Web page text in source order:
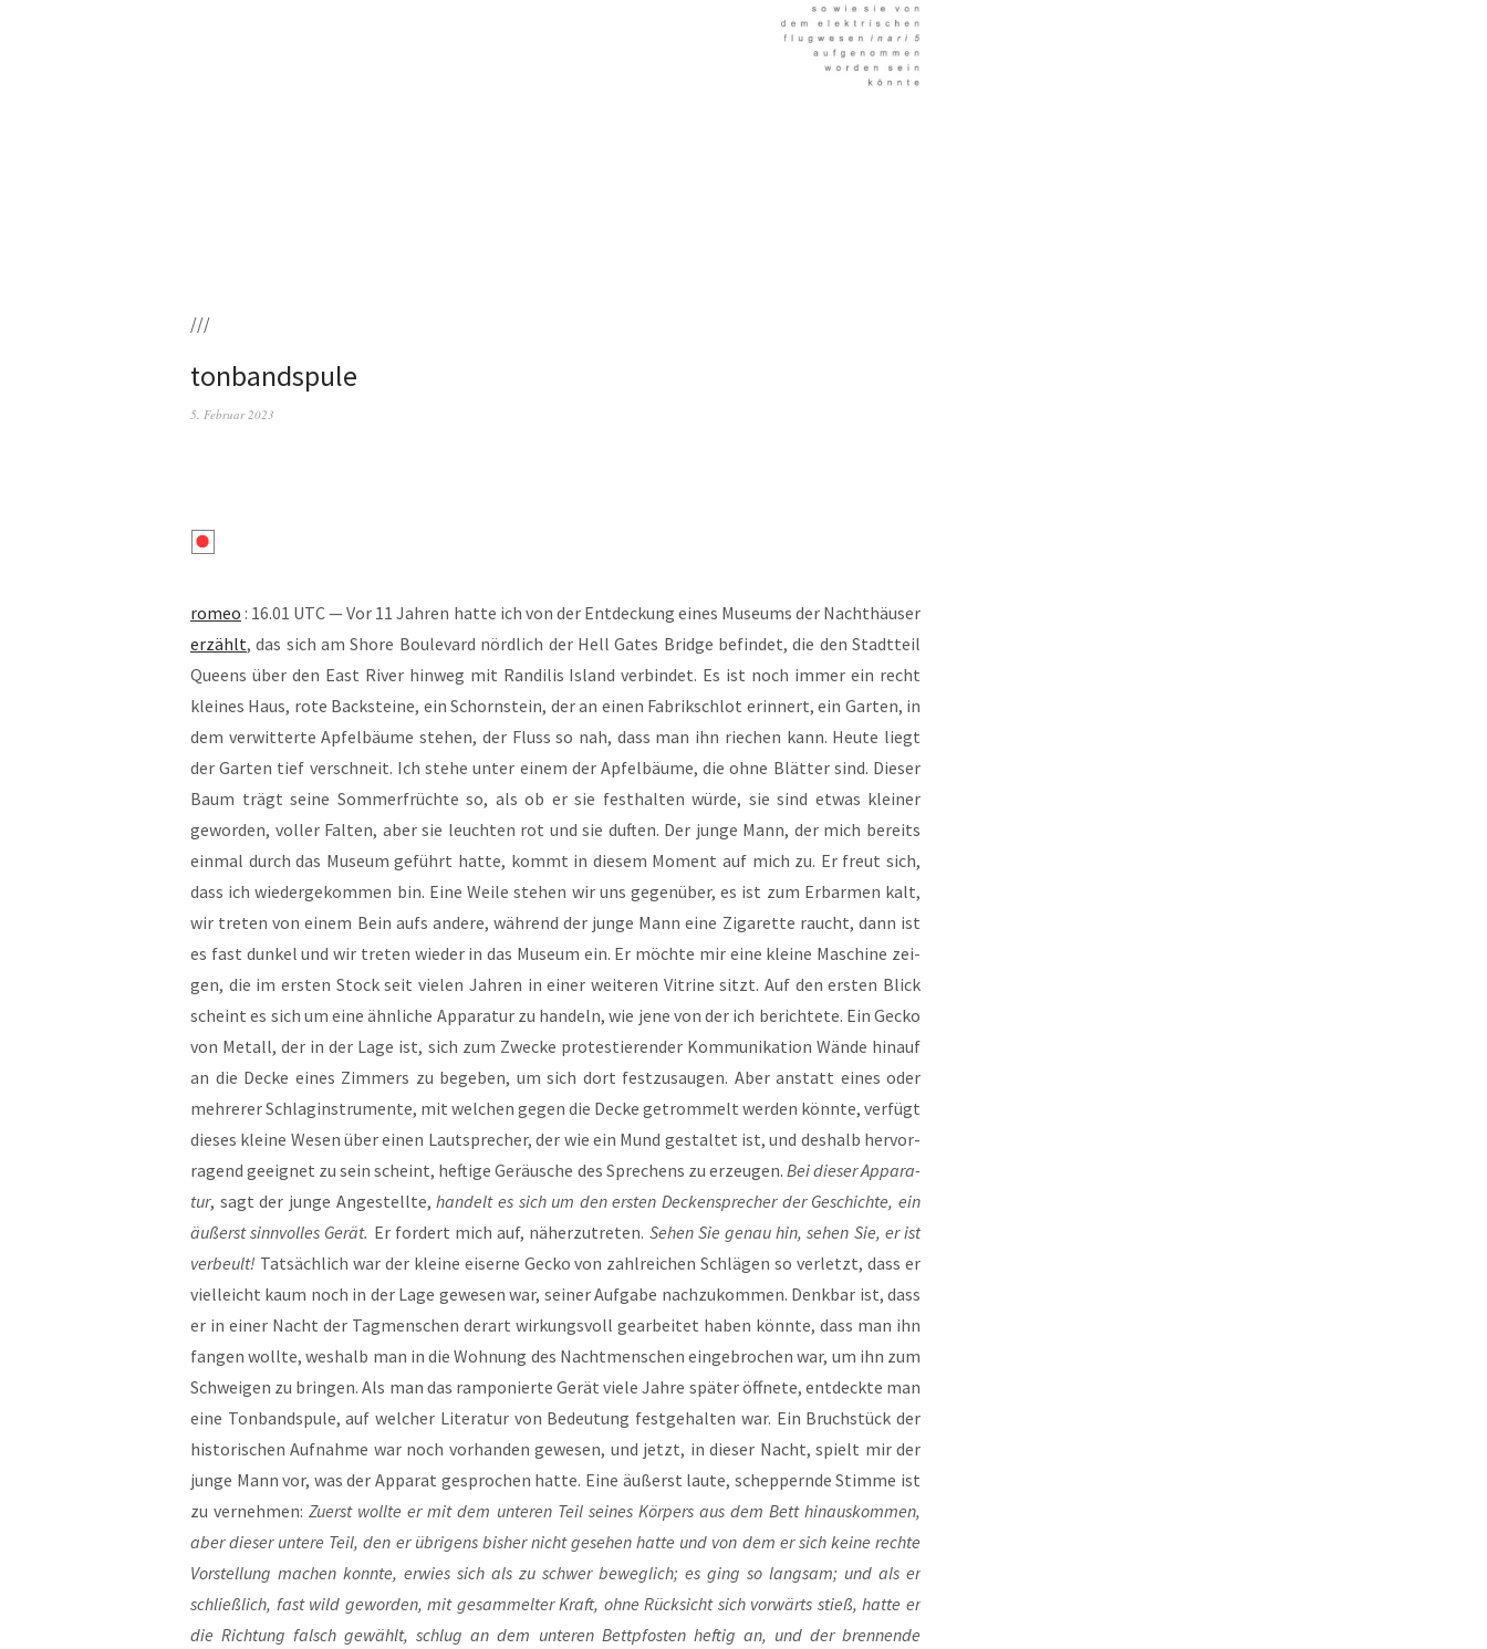
///
tonbandspule
5. Februar 2023
romeo : 16.01 UTC — Vor 11 Jah­ren hat­te ich von der Ent­de­ckung eines Muse­ums der Nacht­häu­ser
erzählt, das sich am Shore Bou­le­vard nörd­lich der Hell Gates Bridge befin­det, die den Stadt­teil
Queens über den East River hin­weg mit Ran­di­lis Island ver­bin­det. Es ist noch immer ein recht
klei­nes Haus, rote Back­stei­ne, ein Schorn­stein, der an einen Fabrik­schlot erin­nert, ein Gar­ten, in
dem ver­wit­ter­te Apfel­bäu­me ste­hen, der Fluss so nah, dass man ihn rie­chen kann. Heu­te liegt
der Gar­ten tief ver­schneit. Ich ste­he unter einem der Apfel­bäu­me, die ohne Blät­ter sind. Die­ser
Baum trägt sei­ne Som­mer­früch­te so, als ob er sie fest­hal­ten wür­de, sie sind etwas klei­ner
gewor­den, vol­ler Fal­ten, aber sie leuch­ten rot und sie duf­ten. Der jun­ge Mann, der mich bereits
ein­mal durch das Muse­um geführt hat­te, kommt in die­sem Moment auf mich zu. Er freut sich,
dass ich wie­der­ge­kom­men bin. Eine Wei­le ste­hen wir uns gegen­über, es ist zum Erbar­men kalt,
wir tre­ten von einem Bein aufs ande­re, wäh­rend der jun­ge Mann eine Ziga­ret­te raucht, dann ist
es fast dun­kel und wir tre­ten wie­der in das Muse­um ein. Er möch­te mir eine klei­ne Maschi­ne zei­
gen, die im ers­ten Stock seit vie­len Jah­ren in einer wei­te­ren Vitri­ne sitzt. Auf den ers­ten Blick
scheint es sich um eine ähn­li­che Appa­ra­tur zu han­deln, wie jene von der ich berich­te­te. Ein Gecko
von Metall, der in der Lage ist, sich zum Zwe­cke pro­tes­tie­ren­der Kom­mu­ni­ka­ti­on Wän­de hin­auf
an die Decke eines Zim­mers zu bege­ben, um sich dort fest­zu­sau­gen. Aber anstatt eines oder
meh­re­rer Schlag­in­stru­men­te, mit wel­chen gegen die Decke getrom­melt wer­den könn­te, ver­fügt
die­ses klei­ne Wesen über einen Laut­spre­cher, der wie ein Mund gestal­tet ist, und des­halb her­vor­
ra­gend geeig­net zu sein scheint, hef­ti­ge Geräu­sche des Spre­chens zu erzeu­gen. Bei die­ser Appa­ra­
tur, sagt der jun­ge Ange­stell­te,han­delt es sich um den ers­ten Decken­spre­cher der Geschich­te, ein
äußerst sinn­vol­les Gerät. Er for­dert mich auf, näher­zu­tre­ten. Sehen Sie genau hin, sehen Sie, er ist
ver­beult! Tat­säch­lich war der klei­ne eiser­ne Gecko von zahl­rei­chen Schlä­gen so ver­letzt, dass er
viel­leicht kaum noch in der Lage gewe­sen war, sei­ner Auf­ga­be nach­zu­kom­men. Denk­bar ist, dass
er in einer Nacht der Tag­men­schen der­art wir­kungs­voll gear­bei­tet haben könn­te, dass man ihn
fan­gen woll­te, wes­halb man in die Woh­nung des Nacht­men­schen ein­ge­bro­chen war, um ihn zum
Schwei­gen zu brin­gen. Als man das ram­po­nier­te Gerät vie­le Jah­re spä­ter öff­ne­te, ent­deck­te man
eine Ton­band­spu­le, auf wel­cher Lite­ra­tur von Bedeu­tung fest­ge­hal­ten war. Ein Bruch­stück der
his­to­ri­schen Auf­nah­me war noch vor­han­den gewe­sen, und jetzt, in die­ser Nacht, spielt mir der
jun­ge Mann vor, was der Appa­rat gespro­chen hat­te. Eine äußerst lau­te, schep­pern­de Stim­me ist
zu ver­neh­men:Zuerst woll­te er mit dem unte­ren Teil sei­nes Kör­pers aus dem Bett hin­aus­kom­men,
aber die­ser unte­re Teil, den er übri­gens bis­her nicht gese­hen hat­te und von dem er sich kei­ne rech­te
Vor­stel­lung machen konn­te, erwies sich als zu schwer beweg­lich; es ging so lang­sam; und als er
schließ­lich, fast wild gewor­den, mit gesam­mel­ter Kraft, ohne Rück­sicht sich vor­wärts stieß, hat­te er
die Rich­tung falsch gewählt, schlug an dem unte­ren Bett­pfos­ten hef­tig an, und der bren­nen­de